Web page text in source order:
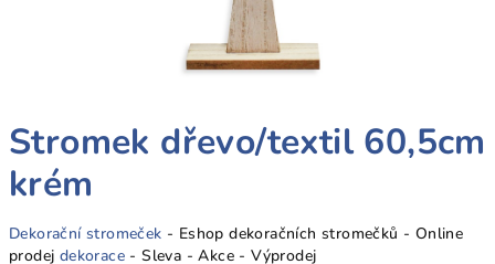
Stromek dřevo/textil 60,5cm
krém
Dekorační stromeček - Eshop dekoračních stromečků - Online
prodej dekorace - Sleva - Akce - Výprodej